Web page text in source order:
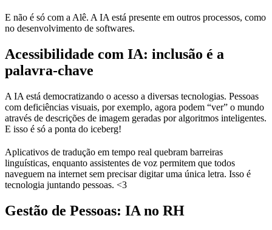
E não é só com a Alê. A IA está presente em outros processos, como
no desenvolvimento de softwares.
Acessibilidade com IA: inclusão é a
palavra-chave
A IA está democratizando o acesso a diversas tecnologias. Pessoas
com deficiências visuais, por exemplo, agora podem “ver” o mundo
através de descrições de imagem geradas por algoritmos inteligentes.
E isso é só a ponta do iceberg!
Aplicativos de tradução em tempo real quebram barreiras
linguísticas, enquanto assistentes de voz permitem que todos
naveguem na internet sem precisar digitar uma única letra. Isso é
tecnologia juntando pessoas. <3
Gestão de Pessoas: IA no RH